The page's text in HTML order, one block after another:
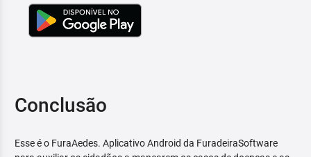
Conclusão
Esse é o FuraAedes. Aplicativo Android da FuradeiraSoftware